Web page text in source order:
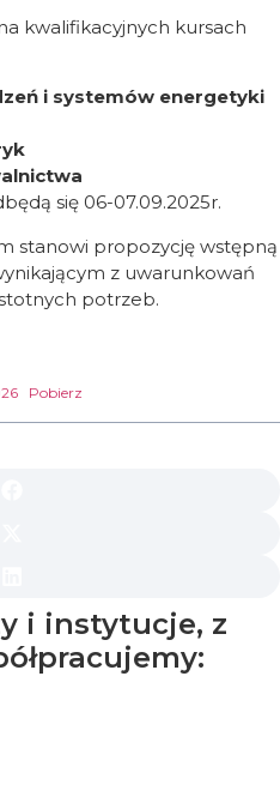
kwalifikacyjnych kursach
i systemów energetyki
się 06-07.09.2025r.
stanowi propozycję wstępną
z uwarunkowań
potrzeb.
Pobierz
i instytucje, z